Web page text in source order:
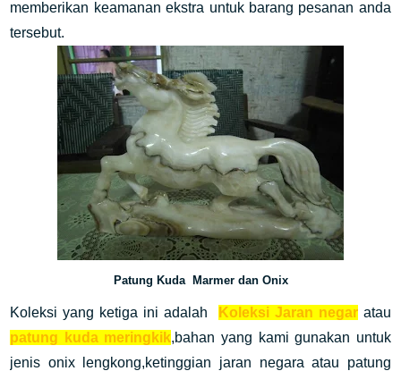
memberikan keamanan ekstra untuk barang pesanan anda
tersebut.
Patung Kuda Marmer dan Onix
Koleksi yang ketiga ini adalah Koleksi Jaran negaratau
patung kuda meringkik,bahan yang kami gunakan untuk
jenis onix lengkong,ketinggian jaran negara atau patung